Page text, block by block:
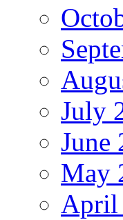
July
June
May
April